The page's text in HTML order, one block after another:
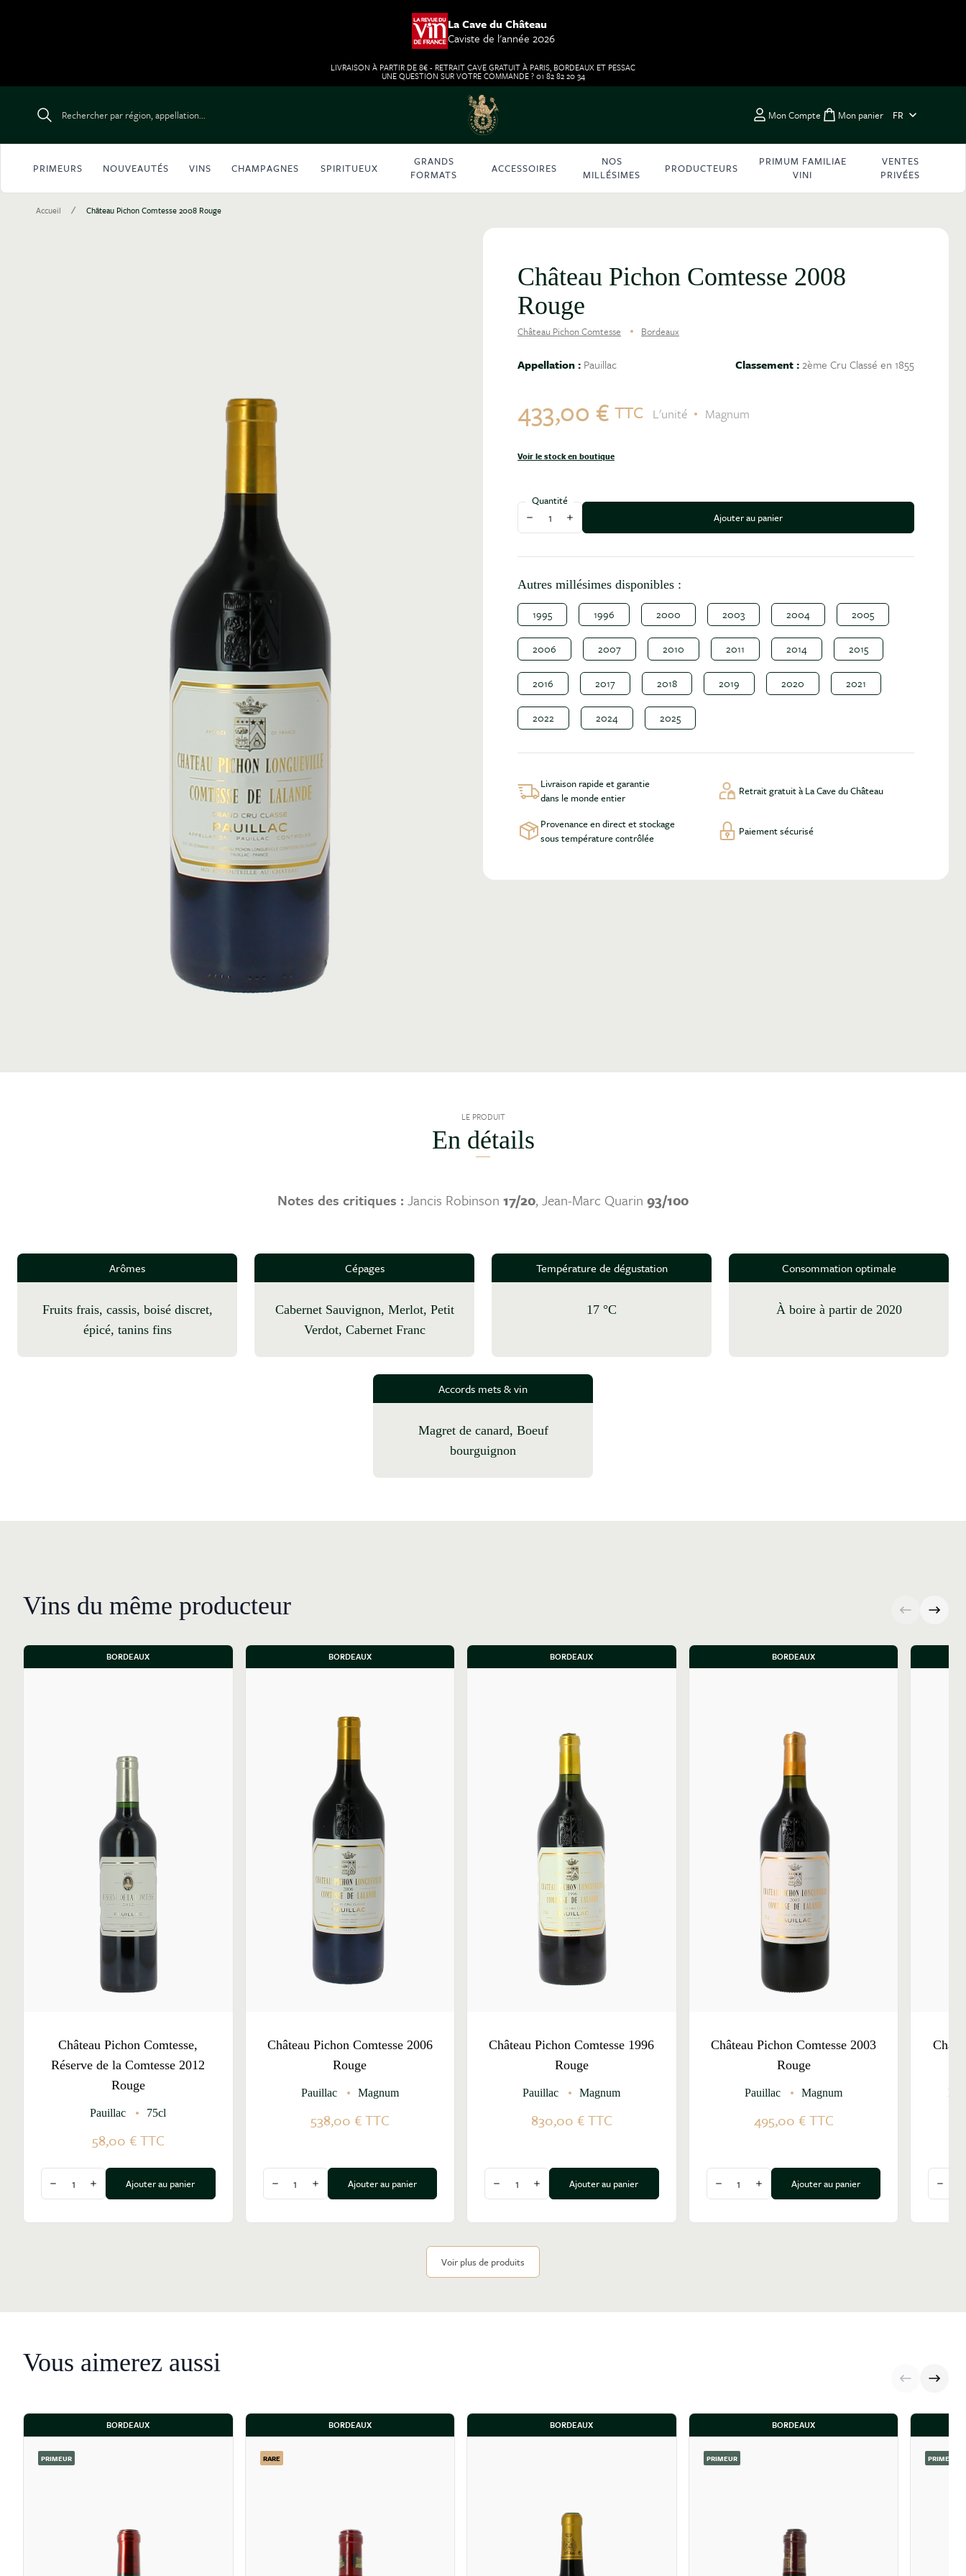
La Cave du Château
Caviste de l'année 2026
LIVRAISON À PARTIR DE 8€ - RETRAIT CAVE GRATUIT À PARIS, BORDEAUX ET PESSAC
UNE QUESTION SUR VOTRE COMMANDE ? 01 82 82 20 34
Rechercher par région, appellation... Mon Compte Toggle minicart,
Mon panier FR
PRIMEURS NOUVEAUTÉS VINS CHAMPAGNES SPIRITUEUX
GRANDS
FORMATS
ACCESSOIRES
NOS
MILLÉSIMES
PRODUCTEURS
PRIMUM FAMILIAE
VINI
VENTES
PRIVÉES
Accueil / Château Pichon Comtesse 2008 Rouge
Château Pichon Comtesse 2008
Rouge
Château Pichon Comtesse Bordeaux
Appellation : Pauillac Classement :2ème Cru Classé en 1855
433,00 € TTC L'unité Magnum
Voir le stock en boutique
Quantité
Diminuer la quantité
Augmenter la quantité Ajouter au panier
Autres millésimes disponibles :
1995 1996 2000 2003 2004 2005
2006 2007 2010 2011 2014 2015
2016 2017 2018 2019 2020 2021
2022 2024 2025
Livraison rapide et garantie
dans le monde entier
Retrait gratuit à La Cave du Château
Provenance en direct et stockage
sous température contrôlée
Paiement sécurisé
LE PRODUIT
En détails
Notes des critiques : Jancis Robinson 17/20, Jean-Marc Quarin 93/100
Arômes
fruits frais, cassis, boisé discret,
épicé, tanins fins
Cépages
Cabernet Sauvignon, Merlot, Petit
Verdot, Cabernet Franc
Température de dégustation
17 °C
Consommation optimale
à boire à partir de 2020
Accords mets & vin
Magret de canard, Boeuf
bourguignon
Vins du même producteur
BORDEAUX
Château Pichon Comtesse,
Réserve de la Comtesse 2012
Rouge
Pauillac 75cl
58,00 €TTC
Diminuer la quantité
Augmenter la quantité
Ajouter au panier
BORDEAUX
Château Pichon Comtesse 2006
Rouge
Pauillac Magnum
538,00 €TTC
Diminuer la quantité
Augmenter la quantité
Ajouter au panier
BORDEAUX
Château Pichon Comtesse 1996
Rouge
Pauillac Magnum
830,00 €TTC
Diminuer la quantité
Augmenter la quantité
Ajouter au panier
BORDEAUX
Château Pichon Comtesse 2003
Rouge
Pauillac Magnum
495,00 € TTC
Diminuer la quantité
Augmenter la quantité
Ajouter au panier
Voir plus de produits
Vous aimerez aussi
BORDEAUX
PRIMEUR
BORDEAUX
RARE
BORDEAUX BORDEAUX
PRIMEUR PRIMEUR